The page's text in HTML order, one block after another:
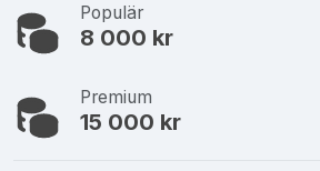
Populär
8 000 kr
Premium
15 000 kr